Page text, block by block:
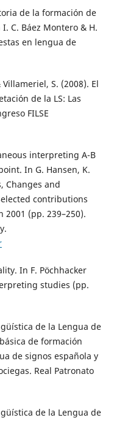
de la formación de
C. Báez Montero & H.
en lengua de
S. (2008). El
de la LS: Las
FILSE
interpreting A-B
In G. Hansen, K.
Changes and
contributions
2001 (pp. 239–250).
In F. Pöchhacker
studies (pp.
de la Lengua de
de formación
de signos española y
Real Patronato
de la Lengua de